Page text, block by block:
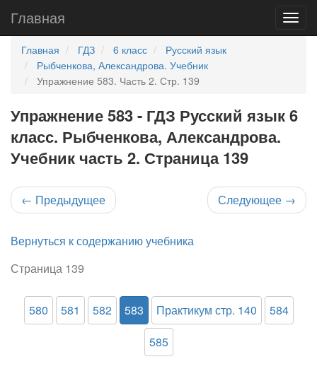
Главная
Главная ГДЗ 6 класс
Русский язык
Рыбченкова, Александрова. Учебник
Упражнение 583. Часть 2. Стр. 139
Упражнение 583 - ГДЗ Русский язык 6
класс. Рыбченкова, Александрова.
Учебник часть 2. Страница 139
← Предыдущее Следующее →
Вернуться к содержанию учебника
Страница 139
580 581 582 583 Практикум стр. 140
584
585